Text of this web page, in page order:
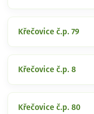
Křečovice č.p. 79
Křečovice č.p. 8
Křečovice č.p. 80